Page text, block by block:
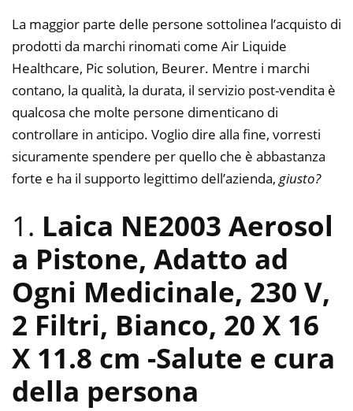
La maggior parte delle persone sottolinea l’acquisto di
prodotti da marchi rinomati come Air Liquide
Healthcare, Pic solution, Beurer. Mentre i marchi
contano, la qualità, la durata, il servizio post-vendita è
qualcosa che molte persone dimenticano di
controllare in anticipo. Voglio dire alla fine, vorresti
sicuramente spendere per quello che è abbastanza
forte e ha il supporto legittimo dell’azienda, giusto?
1. Laica NE2003 Aerosol
a Pistone, Adatto ad
Ogni Medicinale, 230 V,
2 Filtri, Bianco, 20 X 16
X 11.8 cm -Salute e cura
della persona